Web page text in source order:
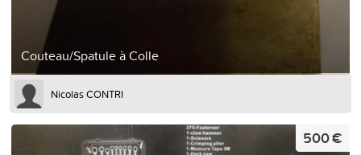
Couteau/Spatule à Colle
Nicolas CONTRI
500 €